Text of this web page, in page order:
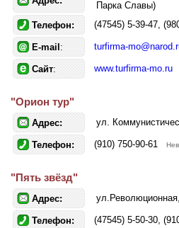
Парка Славы)
Телефон:
(47545) 5-39-47,
E-mail : turfirma-
Сайт: www.turfirma-mo.ru
"Орион тур"
Адрес: ул.
Телефон: (910) 750-90-61
"Пять звёзд"
Адрес:
Телефон: (47545) 5-50-30,